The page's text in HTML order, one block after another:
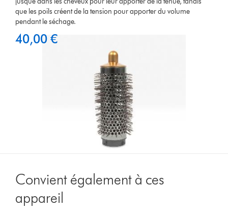
que les poils créent de la tension pour apporter du volume
pendant le séchage.
40,00 €
Convient également à ces
appareil